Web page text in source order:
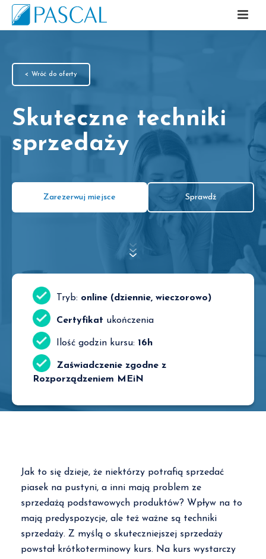
< Wróć do oferty
Skuteczne techniki
sprzedaży
Zarezerwuj miejsce Sprawdź
Tryb: online (dziennie, wieczorowo)
Certyfikat ukończenia
Ilość godzin kursu: 16h
Zaświadczenie zgodne z
Rozporządzeniem MEiN
Jak to się dzieje, że niektórzy potrafią sprzedać
piasek na pustyni, a inni mają problem ze
sprzedażą podstawowych produktów? Wpływ na to
mają predyspozycje, ale też ważne są techniki
sprzedaży. Z myślą o skuteczniejszej sprzedaży
powstał krótkoterminowy kurs. Na kurs wystarczy